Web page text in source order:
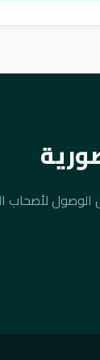
الوصول لأصحاب